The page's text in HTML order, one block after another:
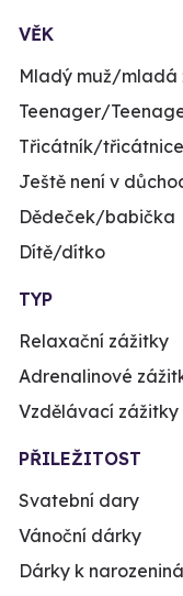
VĚK
Mladý muž/mladá
Teenager/
Třicátník/třicátnice
Ještě není v
Dědeček/babička
Dítě/dítko
TYP
Relaxační zážitky
Adrenalinové
Vzdělávací zážitky
PŘILEŽITOST
Svatební dary
Vánoční dárky
Dárky k